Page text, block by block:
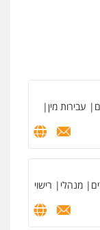
עבירות מין
מנהלי רישוי